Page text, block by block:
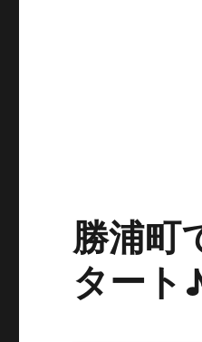
勝浦町
タート